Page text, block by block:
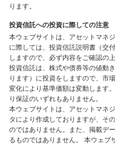
ります。
投資信託への投資に際しての注意
本ウェブサイトは、アセットマネ
に際しては、投資信託説明書（交
しますので、必ず内容をご確認の
投資信託は、株式や債券等の値動
ります）に投資をしますので、市
変化により基準価額は変動します
り保証のいずれもありません。
本ウェブサイトは、アセットマネ
タにより作成しておりますが、そ
のではありません。また、掲載デ
るものではありません。 本ウェブ